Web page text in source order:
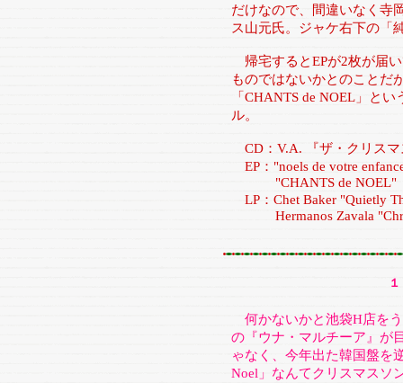
だけなので、間違いなく寺
ス山元氏。ジャケ右下の「
帰宅するとEPが2枚が届
ものではないかとのことだ
「CHANTS de NOEL」と
ル。
CD：V.A. 『ザ・クリスマ
EP："noels de votre
"CHANTS de NOEL"
LP：Chet Baker "Quietly
Hermanos Zavala
何かないかと池袋H店を
の『ウナ・マルチーア』が
ゃなく、今年出た韓国盤を
Noel」なんてクリスマスソ